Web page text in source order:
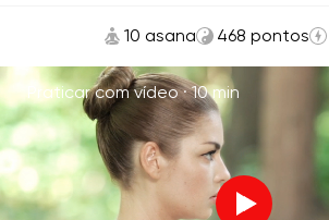
10 asana 468 pontos
Praticar com vídeo ·10 min